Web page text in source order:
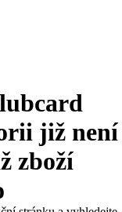
již není
zboží